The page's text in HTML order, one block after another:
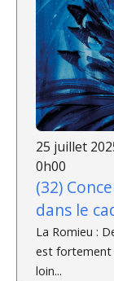
25 juillet
0h00
(32)
dans le
La Romieu :
est fortement
loin...